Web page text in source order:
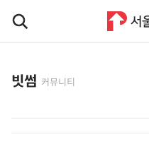
빗썸 커뮤니티